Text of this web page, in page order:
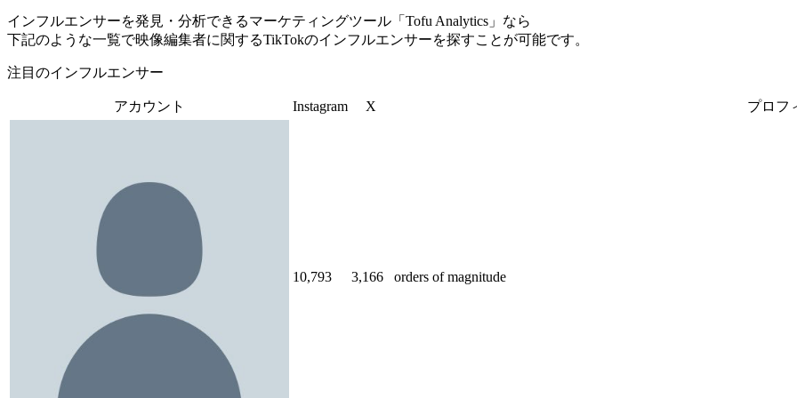
インフルエンサーを発見・分析できるマーケティングツール「Tofu Analytics」なら
下記のような一覧で映像編集者に関するTikTokのインフルエンサーを探すことが可能です。
注目のインフルエンサー
アカウント Instagram X プロフ
10,793 3,166 orders of magnitude